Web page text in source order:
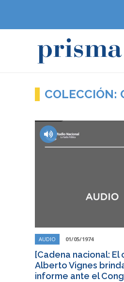
COLECCIÓN:
AUDIO 01/05/1974
[Cadena nacional: El
Alberto Vignes
informe ante el